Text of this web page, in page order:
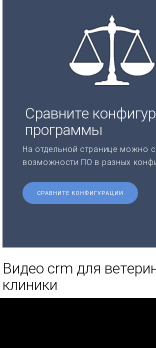
Сравните
программы
На отдельной странице можно
возможности ПО в разных
СРАВНИТЕ КОНФИГУРАЦИИ
Видео crm для
клиники